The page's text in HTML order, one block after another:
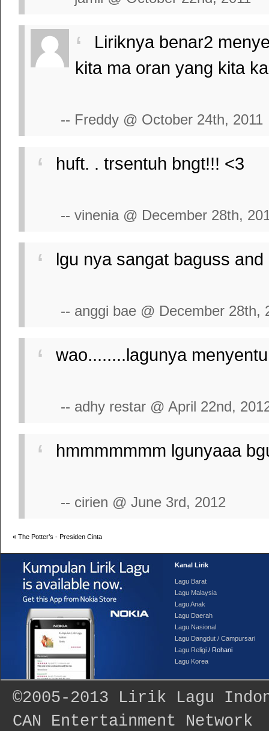
Liriknya benar2
kita ma oran yang kita
-- Freddy @ October 24th, 2011
huft. . trsentuh bngt!!! <3
-- vinenia @ December 28th,
lgu nya sangat baguss
-- anggi bae @ December 28th,
wao........lagunya
-- adhy restar @ April 22nd,
hmmmmmmm lgunyaaa
-- cirien @ June 3rd, 2012
« The Potter’s - Presiden Cinta
Kanal Lirik
Lagu Barat
Lagu Malaysia
Lagu Anak
Lagu Daerah
Lagu Nasional
Lagu Dangdut / Campursari
Lagu Religi / Rohani
Lagu Korea
©2005-2013 Lirik Lagu
CAN Entertainment Network